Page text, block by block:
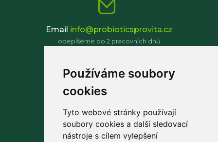
Používáme soubory
cookies
Tyto webové stránky používají
soubory cookies a další sledovací
nástroje s cílem vylepšení
Email info@probioticsprovita.cz
odepíšeme do 2 pracovních dnů
Navštivte náš
praktické rady a tipy pro vás